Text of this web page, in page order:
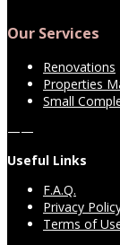
Our Services
Renovations
Properties
Small
——
Useful Links
F.A.Q.
Privacy
Terms of